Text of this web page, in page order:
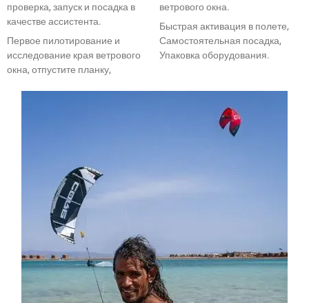
проверка, запуск и посадка в
качестве ассистента.
Первое пилотирование и
исследование края ветрового
окна, отпустите планку,
ветрового окна.
Быстрая активация в полете,
Самостоятельная посадка,
Упаковка оборудования.